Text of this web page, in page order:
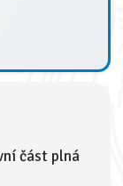
část plná